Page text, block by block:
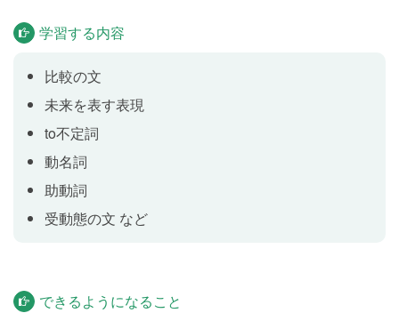
「どちらの方が人気ですか」のように、２つの物や人
を比べて「どちらが～ですか」とたずねることができ
るようになります。
Lesson 8
「ミステリーよりコメディのほうが好きです」のよう
学習する内容
比較の文
未来を表す表現
to不定詞
動名詞
助動詞
受動態の文 など
できるようになること